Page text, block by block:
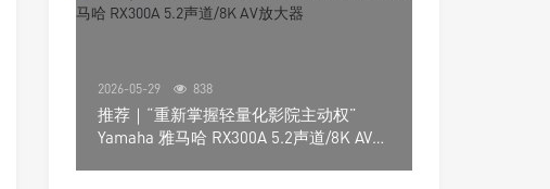
2026-05-29 838
推荐｜“重新掌握轻量化影院主动权”
Yamaha 雅马哈 RX300A 5.2声道/8K AV放